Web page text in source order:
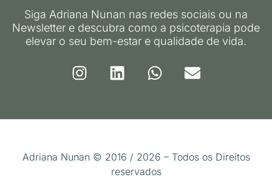
Siga Adriana Nunan nas redes sociais ou na
Newsletter e descubra como a psicoterapia pode
elevar o seu bem-estar e qualidade de vida.
Adriana Nunan © 2016 / 2026 – Todos os Direitos
reservados